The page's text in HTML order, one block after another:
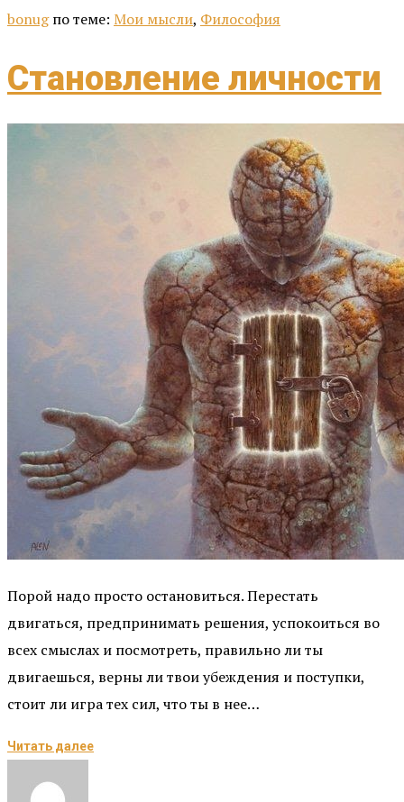
bonug по теме: Мои мысли, Философия
Становление личности
Порой надо просто остановиться. Перестать
двигаться, предпринимать решения, успокоиться во
всех смыслах и посмотреть, правильно ли ты
двигаешься, верны ли твои убеждения и поступки,
стоит ли игра тех сил, что ты в нее…
Читать далее